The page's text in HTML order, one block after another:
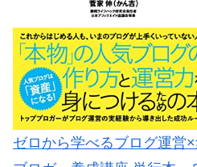
ゼロから学べるブログ運営